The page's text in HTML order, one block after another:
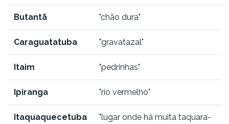
Butantã "chão dura"
Caraguatatuba "gravatazal"
Itaim "pedrinhas"
Ipiranga "rio vermelho"
Itaquaquecetuba
"lugar onde há muita taquara-